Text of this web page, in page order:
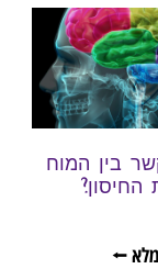
בין המוח
⭠